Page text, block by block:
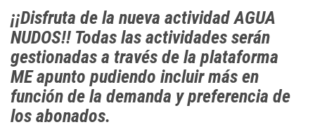
¡¡Disfruta de la nueva actividad AGUA
NUDOS!! Todas las actividades serán
gestionadas a través de la plataforma
ME apunto pudiendo incluir más en
función de la demanda y preferencia de
los abonados.